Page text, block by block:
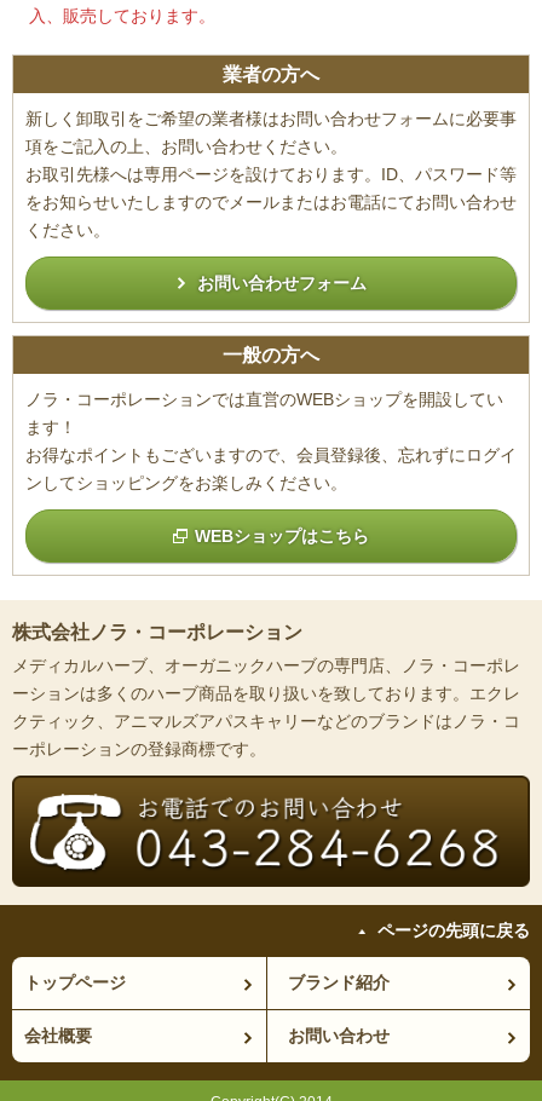
入、販売しております。
業者の方へ
新しく卸取引をご希望の業者様はお問い合わせフォームに必要事
項をご記入の上、お問い合わせください。
お取引先様へは専用ページを設けております。ID、パスワード等
をお知らせいたしますのでメールまたはお電話にてお問い合わせ
ください。
お問い合わせフォーム
一般の方へ
ノラ・コーポレーションでは直営のWEBショップを開設してい
ます！
お得なポイントもございますので、会員登録後、忘れずにログイ
ンしてショッピングをお楽しみください。
WEBショップはこちら
株式会社ノラ・コーポレーション
メディカルハーブ、オーガニックハーブの専門店、ノラ・コーポレ
ーションは多くのハーブ商品を取り扱いを致しております。エクレ
クティック、アニマルズアパスキャリーなどのブランドはノラ・コ
ーポレーションの登録商標です。
ページの先頭に戻る
トップページ ブランド紹介
会社概要 お問い合わせ